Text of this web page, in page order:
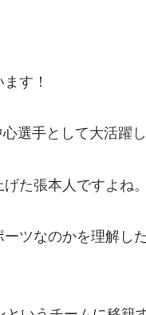
す！
選手として大活躍
た張本人ですよね。
ツなのかを理解し